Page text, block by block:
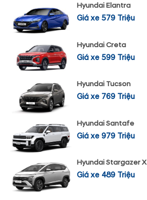
Hyundai Elantra
Giá xe 579 Triệu
Hyundai Creta
Giá xe 599 Triệu
Hyundai Tucson
Giá xe 769 Triệu
Hyundai Santafe
Giá xe 979 Triệu
Hyundai Stargazer X
Giá xe 489 Triệu